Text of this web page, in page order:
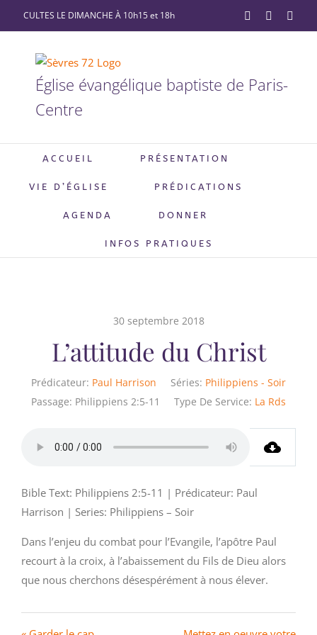
Passer
au
CULTES LE DIMANCHE À 10h15 et 18h YouTubeFacebook
Église évangélique baptiste de Paris-
Centre
ACCUEIL PRÉSENTATION
VIE D’ÉGLISE PRÉDICATIONS
AGENDA DONNER
INFOS PRATIQUES
30 septembre 2018
L’attitude du Christ
Prédicateur: Paul Harrison Séries: Philippiens - Soir
Passage: Philippiens 2:5-11 Type De Service: La Rds
Bible Text: Philippiens 2:5-11 | Prédicateur: Paul
Harrison | Series: Philippiens – Soir
Dans l’enjeu du combat pour l’Evangile, l’apôtre Paul
recourt à la croix, à l’abaissement du Fils de Dieu alors
que nous cherchons désespérément à nous élever.